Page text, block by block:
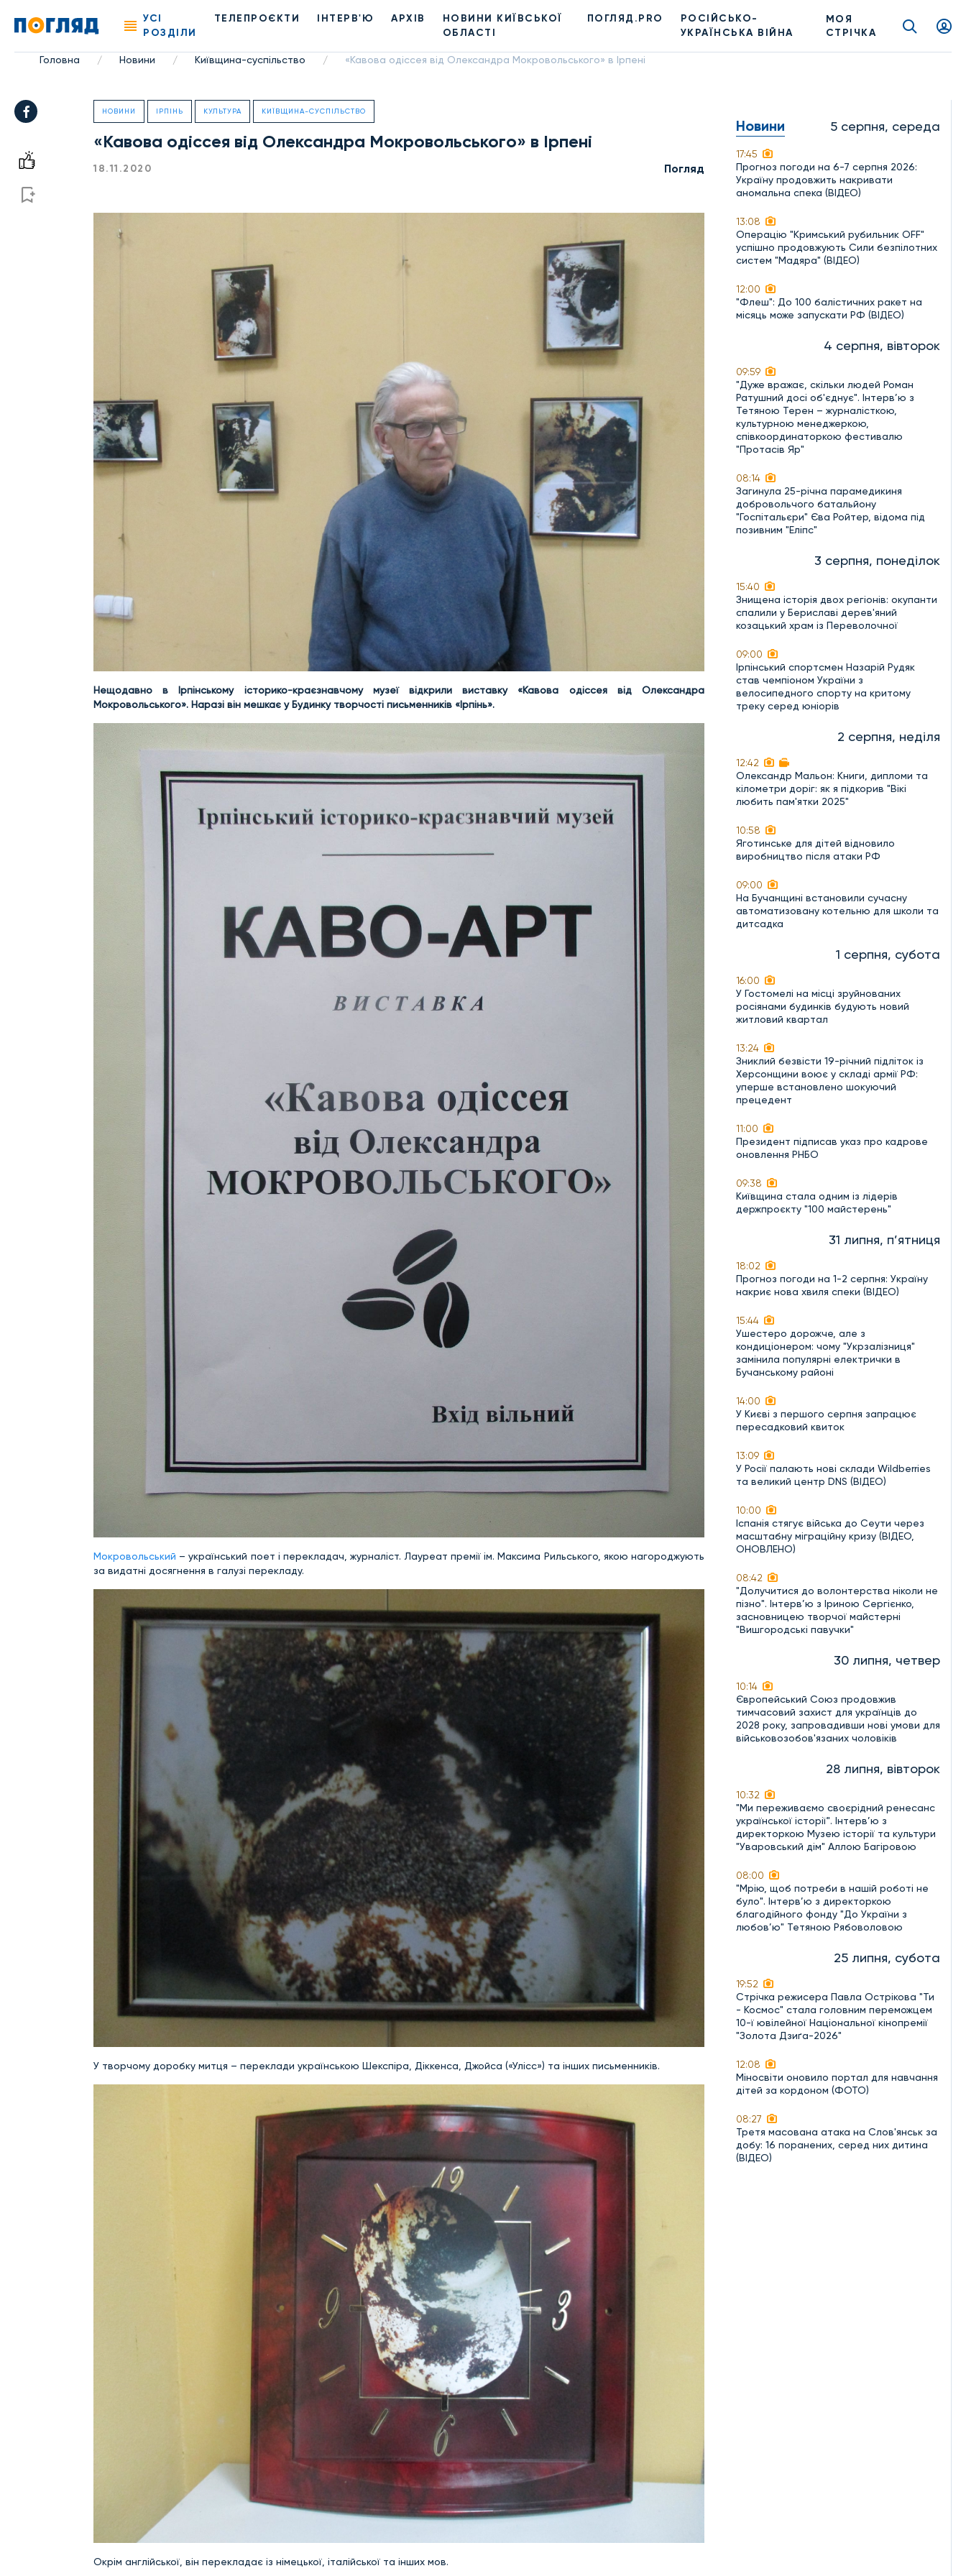
УСІ
РОЗДІЛИ
ТЕЛЕПРОЄКТИ ІНТЕРВ'Ю АРХІВ
НОВИНИ КИЇВСЬКОЇ
ОБЛАСТІ
ПОГЛЯД.PRO
РОСІЙСЬКО-
УКРАЇНСЬКА ВІЙНА
МОЯ
СТРІЧКА
Головна / Новини / Київщина-суспільство / «Кавова одіссея від Олександра Мокровольського» в Ірпені
НОВИНИ ІРПІНЬ КУЛЬТУРА КИЇВЩИНА-СУСПІЛЬСТВО
«Кавова одіссея від Олександра Мокровольського» в Ірпені
18.11.2020 Погляд
Нещодавно в Ірпінському історико-краєзнавчому музеї відкрили виставку «Кавова одіссея від Олександра
Мокровольського». Наразі він мешкає у Будинку творчості письменників «Ірпінь».
Мокровольський – український поет і перекладач, журналіст. Лауреат премії ім. Максима Рильського, якою нагороджують
за видатні досягнення в галузі перекладу.
У творчому доробку митця – переклади українською Шекспіра, Діккенса, Джойса («Улісс») та інших письменників.
Окрім англійської, він перекладає із німецької, італійської та інших мов.
Новини 5 серпня, середа
17:45
Прогноз погоди на 6-7 серпня 2026:
Україну продовжить накривати
аномальна спека (ВІДЕО)
13:08
Операцію "Кримський рубильник OFF"
успішно продовжують Сили безпілотних
систем "Мадяра" (ВІДЕО)
12:00
"Флеш": До 100 балістичних ракет на
місяць може запускати РФ (ВІДЕО)
4 серпня, вівторок
09:59
"Дуже вражає, скільки людей Роман
Ратушний досі об'єднує". Інтерв’ю з
Тетяною Терен – журналісткою,
культурною менеджеркою,
співкоординаторкою фестивалю
"Протасів Яр"
08:14
Загинула 25-річна парамедикиня
добровольчого батальйону
"Госпітальєри" Єва Ройтер, відома під
позивним "Еліпс"
3 серпня, понеділок
15:40
Знищена історія двох регіонів: окупанти
спалили у Бериславі дерев'яний
козацький храм із Переволочної
09:00
Ірпінський спортсмен Назарій Рудяк
став чемпіоном України з
велосипедного спорту на критому
треку серед юніорів
2 серпня, неділя
12:42
Олександр Мальон: Книги, дипломи та
кілометри доріг: як я підкорив "Вікі
любить пам'ятки 2025"
10:58
Яготинське для дітей відновило
виробництво після атаки РФ
09:00
На Бучанщині встановили сучасну
автоматизовану котельню для школи та
дитсадка
1 серпня, субота
16:00
У Гостомелі на місці зруйнованих
росіянами будинків будують новий
житловий квартал
13:24
Зниклий безвісти 19-річний підліток із
Херсонщини воює у складі армії РФ:
уперше встановлено шокуючий
прецедент
11:00
Президент підписав указ про кадрове
оновлення РНБО
09:38
Київщина стала одним із лідерів
держпроєкту "100 майстерень"
31 липня, п’ятниця
18:02
Прогноз погоди на 1-2 серпня: Україну
накриє нова хвиля спеки (ВІДЕО)
15:44
Ушестеро дорожче, але з
кондиціонером: чому "Укрзалізниця"
замінила популярні електрички в
Бучанському районі
14:00
У Києві з першого серпня запрацює
пересадковий квиток
13:09
У Росії палають нові склади Wildberries
та великий центр DNS (ВІДЕО)
10:00
Іспанія стягує війська до Сеути через
масштабну міграційну кризу (ВІДЕО,
ОНОВЛЕНО)
08:42
"Долучитися до волонтерства ніколи не
пізно". Інтерв’ю з Іриною Сергієнко,
засновницею творчої майстерні
"Вишгородські павучки"
30 липня, четвер
10:14
Європейський Союз продовжив
тимчасовий захист для українців до
2028 року, запровадивши нові умови для
військовозобов'язаних чоловіків
28 липня, вівторок
10:32
"Ми переживаємо своєрідний ренесанс
української історії". Інтерв’ю з
директоркою Музею історії та культури
"Уваровський дім" Аллою Багіровою
08:00
"Мрію, щоб потреби в нашій роботі не
було". Інтерв’ю з директоркою
благодійного фонду "До України з
любов’ю" Тетяною Рябоволовою
25 липня, субота
19:52
Стрічка режисера Павла Острікова "Ти
- Космос" стала головним переможцем
10-ї ювілейної Національної кінопремії
"Золота Дзиґа-2026"
12:08
Міносвіти оновило портал для навчання
дітей за кордоном (ФОТО)
08:27
Третя масована атака на Слов'янськ за
добу: 16 поранених, серед них дитина
(ВІДЕО)